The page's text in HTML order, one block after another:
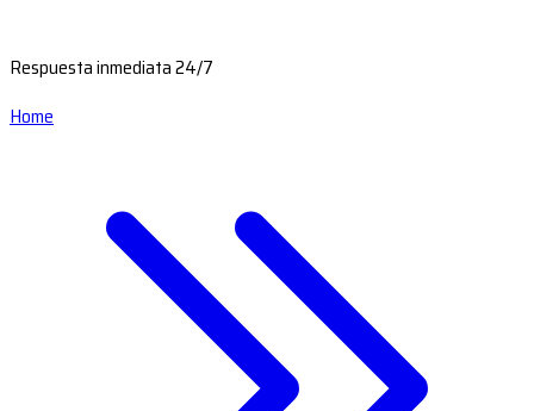
Respuesta inmediata 24/7
Home